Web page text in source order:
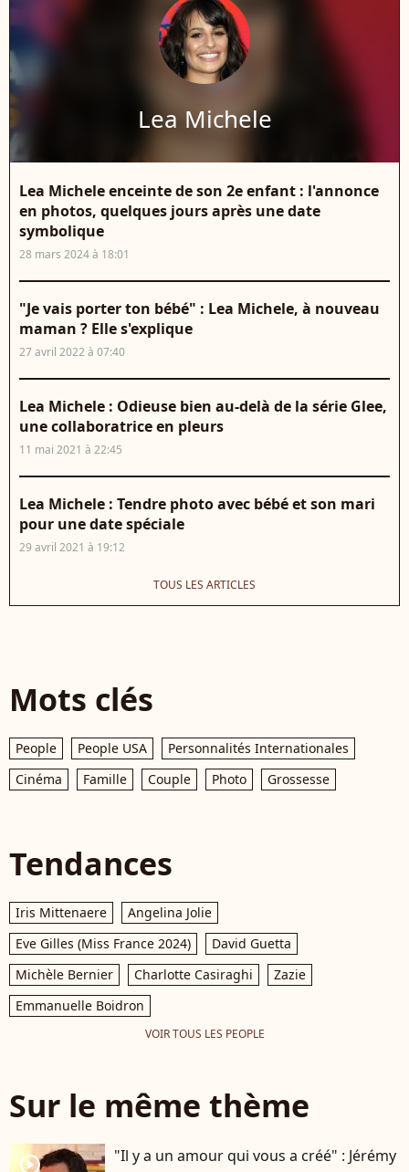
Lea Michele
Lea Michele enceinte de son 2e enfant : l'annonce
en photos, quelques jours après une date
symbolique
28 mars 2024 à 18:01
"Je vais porter ton bébé" : Lea Michele, à nouveau
maman ? Elle s'explique
27 avril 2022 à 07:40
Lea Michele : Odieuse bien au-delà de la série Glee,
une collaboratrice en pleurs
11 mai 2021 à 22:45
Lea Michele : Tendre photo avec bébé et son mari
pour une date spéciale
29 avril 2021 à 19:12
TOUS LES ARTICLES
Mots clés
People People USA
Personnalités Internationales
Cinéma
Famille Couple Photo Grossesse
Tendances
Iris Mittenaere
Angelina Jolie
Eve Gilles (Miss France 2024)
David Guetta
Michèle Bernier
Charlotte Casiraghi
Zazie
Emmanuelle Boidron
VOIR TOUS LES PEOPLE
Sur le même thème
player2
"Il y a un amour qui vous a créé" : Jérémy